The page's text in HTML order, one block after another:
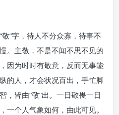
”字，待人不分众寡，待事不
。主敬，不是不闻不思不见的
因为时时有敬意，反而无事能
的人，才会状况百出，手忙脚
，皆由“敬”出。一日敬畏一日
一个人气象如何，由此可见。